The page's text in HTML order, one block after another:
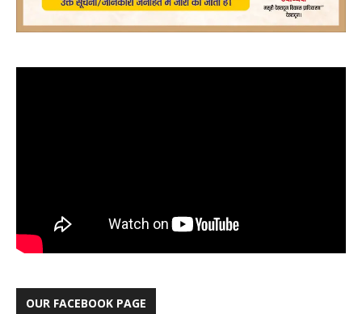
OUR FACEBOOK PAGE